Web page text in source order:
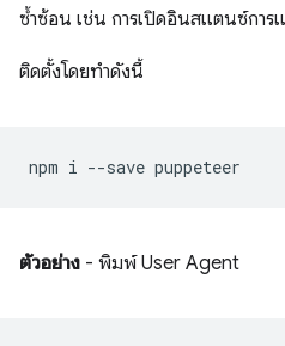
ซ้ำซ้อน เช่น การเปิดอินสแตนซ์กา
ติดตั้งโดยทำดังนี้
npm i --save
ตัวอย่าง - พิมพ์ User Agent